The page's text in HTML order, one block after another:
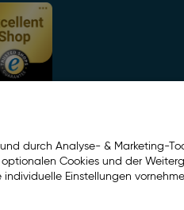
Media
durch Analyse- & Marketing-
Cookies und der
Einstellungen